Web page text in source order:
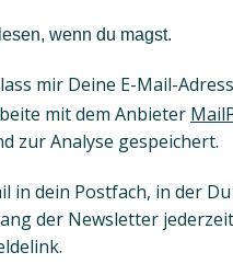
wenn du magst.
mir Deine E-Mail-
mit dem Anbieter
zur Analyse gespeichert.
in dein Postfach, in der
der Newsletter jederzeit